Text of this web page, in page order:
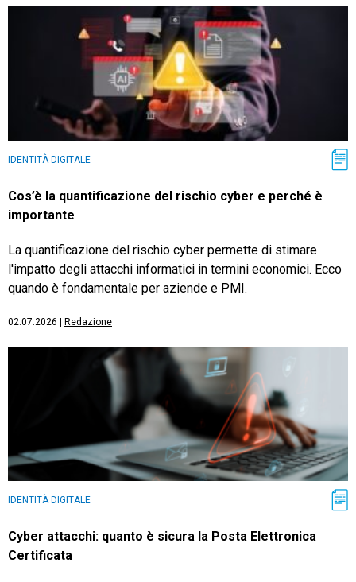
IDENTITÀ DIGITALE
Cos’è la quantificazione del rischio cyber e perché è
importante
La quantificazione del rischio cyber permette di stimare
l'impatto degli attacchi informatici in termini economici. Ecco
quando è fondamentale per aziende e PMI.
02.07.2026 Redazione
IDENTITÀ DIGITALE
Cyber attacchi: quanto è sicura la Posta Elettronica
Certificata